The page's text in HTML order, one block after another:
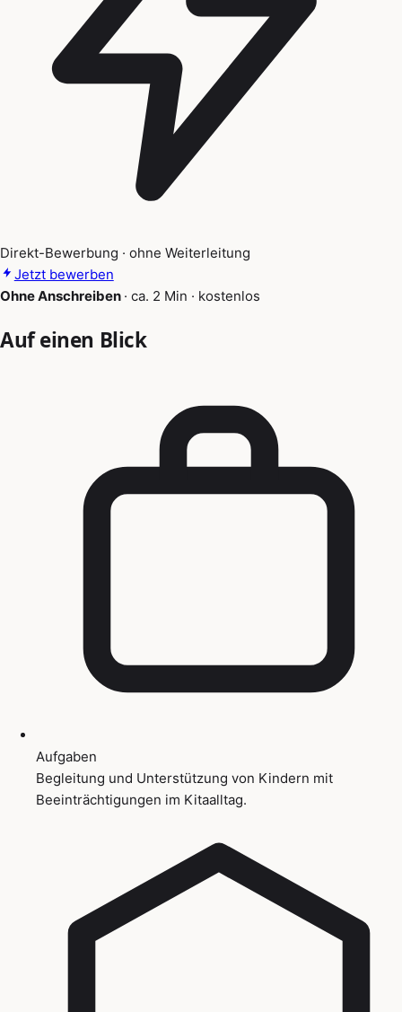
Direkt-Bewerbung · ohne Weiterleitung
Jetzt bewerben
Ohne Anschreiben · ca. 2 Min · kostenlos
Auf einen Blick
Aufgaben
Begleitung und Unterstützung von Kindern mit
Beeinträchtigungen im Kitaalltag.